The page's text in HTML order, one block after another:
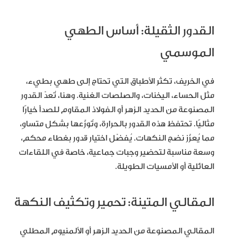
القدور الثقيلة: أساس الطهي
الموسمي
في الخريف، تكثر الأطباق التي تحتاج إلى طهي بطيء،
مثل الحساء، اليخنات، والصلصات الغنية. وهنا، تُعدّ القدور
المصنوعة من الحديد الزهر أو الفولاذ المقاوم للصدأ خيارًا
مثاليًا. تحتفظ هذه القدور بالحرارة، وتُوزّعها بشكل متساوٍ،
مما يُعزّز نضج النكهات. يُفضّل اختيار قدور بغطاء محكم،
وسعة مناسبة لتحضير وجبات جماعية، خاصة في اللقاءات
العائلية أو الأمسيات الطويلة.
المقالي المتينة: تحمير وتكثيف النكهة
المقالي المصنوعة من الحديد الزهر أو الألمنيوم المطلي